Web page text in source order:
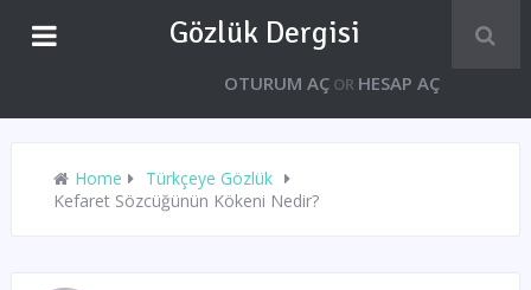
Gözlük Dergisi
OTURUM AÇOR HESAP AÇ
Home
Türkçeye Gözlük
Kefaret Sözcüğünün Kökeni Nedir?